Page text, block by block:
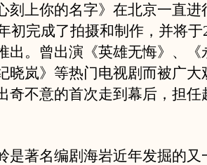
刻上你的名字》在北京一直进
初完成了拍摄和制作，并将
出。曾出演《英雄无悔》、《
晓岚》等热门电视剧而被广
奇不意的首次走到幕后，担
著名编剧海岩近年发掘的又